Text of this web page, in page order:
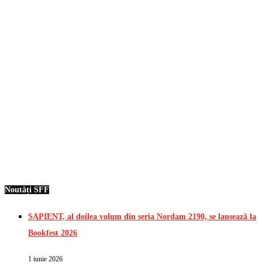
Noutăți SFF
SAPIENT, al doilea volum din seria Nordam 2190, se lansează la
Bookfest 2026
1 iunie 2026